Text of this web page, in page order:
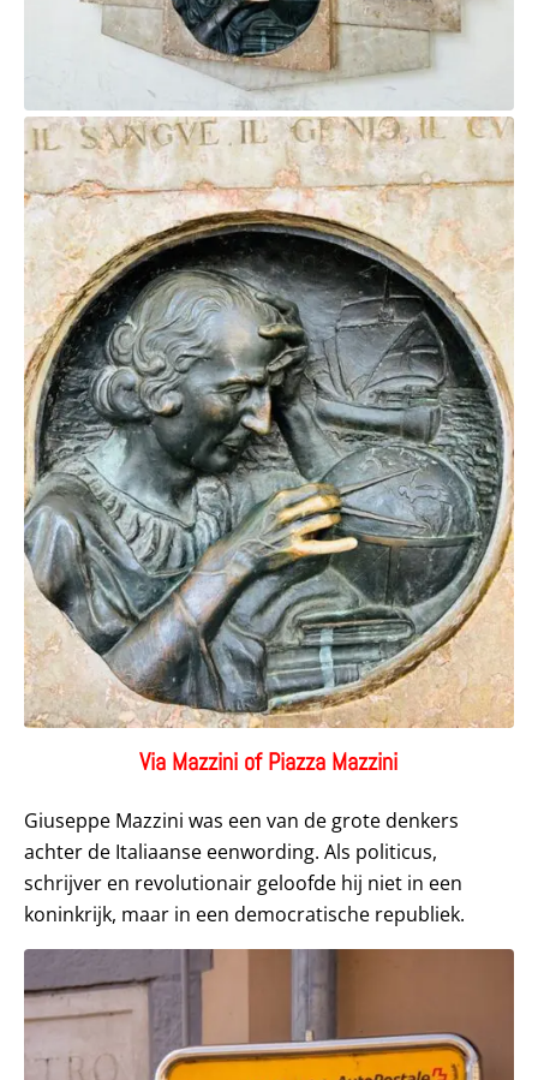
Via Mazzini of Piazza Mazzini
Giuseppe Mazzini was een van de grote denkers
achter de Italiaanse eenwording. Als politicus,
schrijver en revolutionair geloofde hij niet in een
koninkrijk, maar in een democratische republiek.